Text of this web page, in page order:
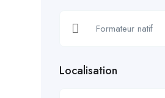
Localisation